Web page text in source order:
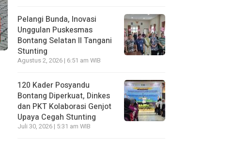
Pelangi Bunda, Inovasi
Unggulan Puskesmas
Bontang Selatan II Tangani
Stunting
Agustus 2, 2026 | 6:51 am WIB
120 Kader Posyandu
Bontang Diperkuat, Dinkes
dan PKT Kolaborasi Genjot
Upaya Cegah Stunting
Juli 30, 2026 | 5:31 am WIB